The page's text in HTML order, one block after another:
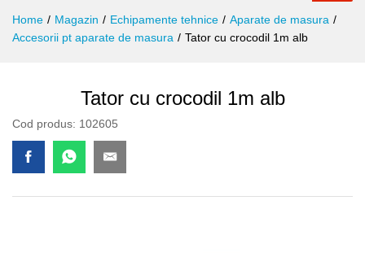
Home / Magazin / Echipamente tehnice / Aparate de masura /
Accesorii pt aparate de masura / Tator cu crocodil 1m alb
Tator cu crocodil 1m alb
Cod produs: 102605